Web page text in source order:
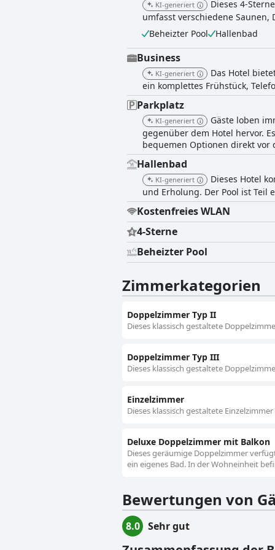
KI-generiert
Dieses 4-
umfasst verschiedene
Beheizter Pool
Hallenbad
Business
KI-generiert
Das Hotel
ein komplettes Frühstück,
Parkplatz
KI-generiert
Gäste loben
gegenüber dem Hotel hervor.
bequemen Optionen direkt vor
Hallenbad
KI-generiert
Dieses Hotel
und Erholung. Der Pool ist Teil
Kostenfreies WLAN
4-Sterne
Beheizter Pool
Zimmerkategorien
Doppelzimmer Typ II
Dieses klassisch gestaltete
Doppelzimmer Typ III
Dieses klassisch gestaltete
Einzelzimmer
Dieses klassisch gestaltete
Deluxe Doppelzimmer mit Balkon
Dieses geräumige Doppelzimmer
ein eigenes Bad. In der Wohneinheit
Bewertungen von
8.0 Sehr gut